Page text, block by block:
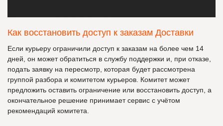
Как восстановить доступ к заказам Доставки
Если курьеру ограничили доступ к заказам на более чем 14
дней, он может обратиться в службу поддержки и, при отказе,
подать заявку на пересмотр, которая будет рассмотрена
группой разбора и комитетом курьеров. Комитет может
предложить оставить ограничение или восстановить доступ, а
окончательное решение принимает сервис с учётом
рекомендаций комитета.